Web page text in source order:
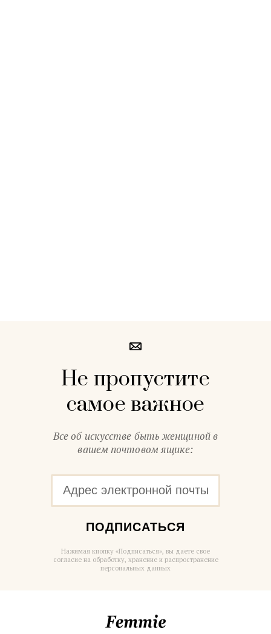
Не пропустите
самое важное
Все об искусстве быть женщиной в
вашем почтовом ящике:
ПОДПИСАТЬСЯ
Нажимая кнопку «Подписаться», вы даете свое
согласие на обработку, хранение и распространение
персональных данных